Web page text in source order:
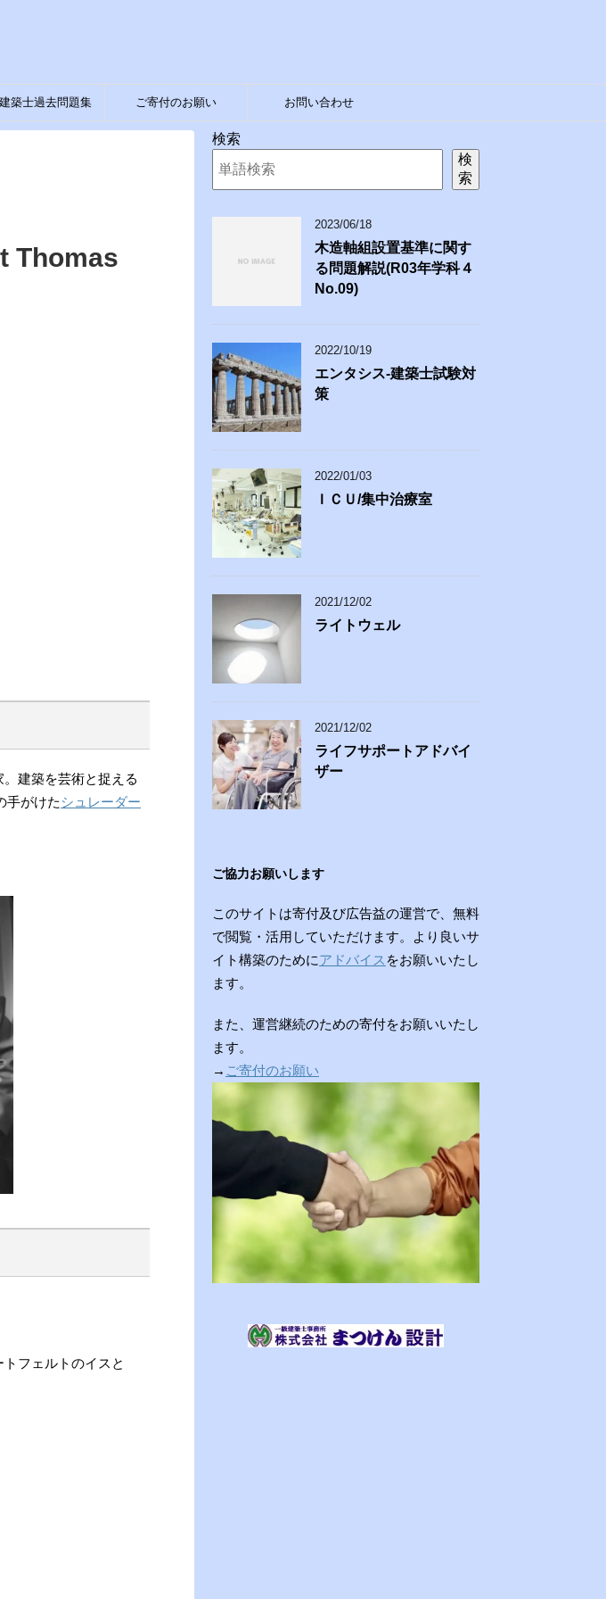
築士過去問題集 ご寄付のお願い お問い合わせ
Thomas
建築を芸術と捉える
手がけたシュレーダー
フェルトのイスと
検索
検
索
2023/06/18
木造軸組設置基準に関す
る問題解説(R03年学科４
No.09)
2022/10/19
エンタシス-建築士試験対
策
2022/01/03
ＩＣＵ/集中治療室
2021/12/02
ライトウェル
2021/12/02
ライフサポートアドバイ
ザー
ご協力お願いします
このサイトは寄付及び広告益の運営で、無料
で閲覧・活用していただけます。より良いサ
イト構築のためにアドバイス をお願いいたし
ます。
また、運営継続のための寄付をお願いいたし
ます。
→ ご寄付のお願い